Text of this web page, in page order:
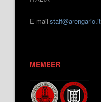
E-mail staff@arengario.it
MEMBER